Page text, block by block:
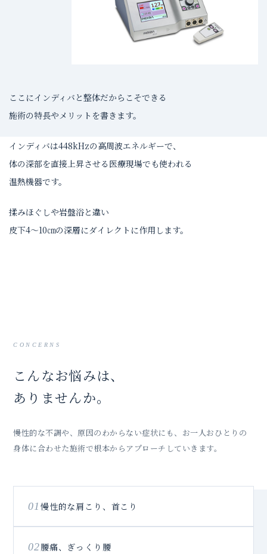
ここにインディバと整体だからこそできる
施術の特長やメリットを書きます。
インディバは448kHzの高周波エネルギーで、
体の深部を直接上昇させる医療現場でも使われる
温熱機器です。
揉みほぐしや岩盤浴と違い
皮下4～10㎝の深層にダイレクトに作用します。
CONCERNS
こんなお悩みは、
ありませんか。
慢性的な不調や、原因のわからない症状にも、お一人おひとりの
身体に合わせた施術で根本からアプローチしていきます。
01 慢性的な肩こり、首こり
02腰痛、ぎっくり腰